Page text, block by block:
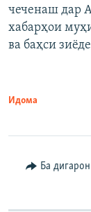
чеченаш дар
хабарҳои
ва баҳси
Идома
Ба